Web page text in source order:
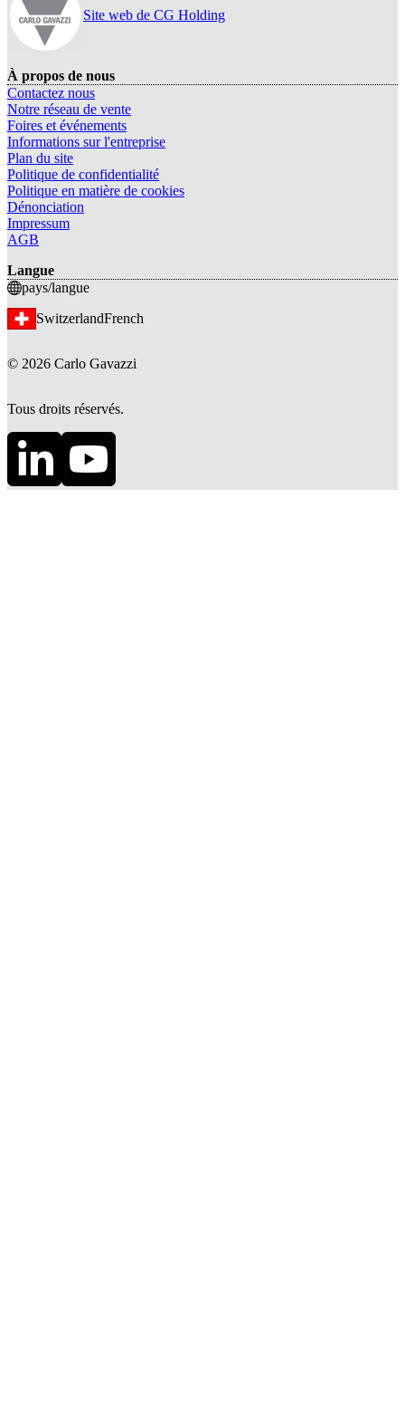
Site web de CG Holding
À propos de nous
Contactez nous
Notre réseau de vente
Foires et événements
Informations sur l'entreprise
Plan du site
Politique de confidentialité
Politique en matière de cookies
Dénonciation
Impressum
AGB
Langue
pays/langue
SwitzerlandFrench
© 2026 Carlo Gavazzi
Tous droits réservés.